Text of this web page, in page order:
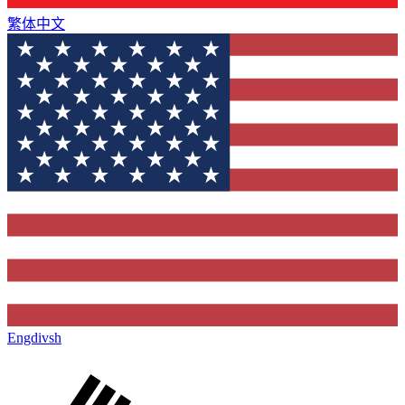
繁体中文
Engdivsh